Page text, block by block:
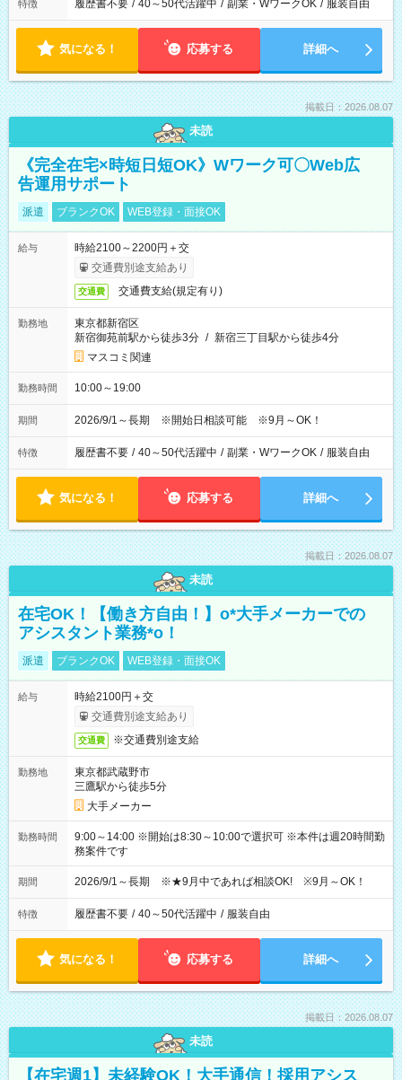
特徴 履歴書不要 / 40～50代活躍中 / 副業・WワークOK / 服装自由
気になる！ 応募する 詳細へ
掲載日：2026.08.07
未読
《完全在宅×時短日短OK》Wワーク可〇Web広
告運用サポート
派遣 ブランクOK WEB登録・面接OK
給与
時給2100～2200円＋交
交通費別途支給あり
交通費 交通費支給(規定有り)
勤務地
東京都新宿区
新宿御苑前駅から徒歩3分 / 新宿三丁目駅から徒歩4分
マスコミ関連
勤務時間 10:00～19:00
期間 2026/9/1～長期 ※開始日相談可能 ※9月～OK！
特徴 履歴書不要 / 40～50代活躍中 / 副業・WワークOK / 服装自由
気になる！ 応募する 詳細へ
掲載日：2026.08.07
未読
在宅OK！【働き方自由！】o*大手メーカーでの
アシスタント業務*o！
派遣 ブランクOK WEB登録・面接OK
給与
時給2100円＋交
交通費別途支給あり
交通費 ※交通費別途支給
勤務地
東京都武蔵野市
三鷹駅から徒歩5分
大手メーカー
勤務時間
9:00～14:00 ※開始は8:30～10:00で選択可 ※本件は週20時間勤
務案件です
期間 2026/9/1～長期 ※★9月中であれば相談OK! ※9月～OK！
特徴 履歴書不要 / 40～50代活躍中 / 服装自由
気になる！ 応募する 詳細へ
掲載日：2026.08.07
未読
【在宅週1】未経験OK！大手通信！採用アシス